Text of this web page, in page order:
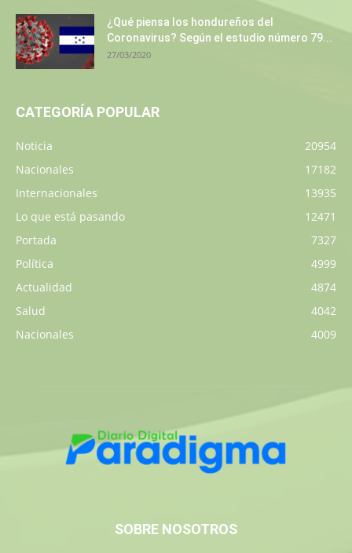
¿Qué piensa los hondureños del
Coronavirus? Según el estudio número 79...
27/03/2020
CATEGORÍA POPULAR
Noticia
20954
Nacionales
17182
Internacionales
13935
Lo que está pasando
12471
Portada
7327
Política
4999
Actualidad
4874
Salud
4042
Nacionales
4009
SOBRE NOSOTROS